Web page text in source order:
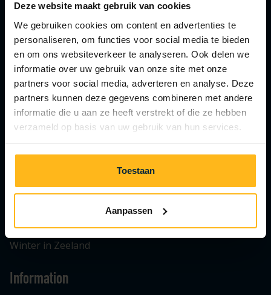
Deze website maakt gebruik van cookies
We gebruiken cookies om content en advertenties te
personaliseren, om functies voor social media te bieden
en om ons websiteverkeer te analyseren. Ook delen we
informatie over uw gebruik van onze site met onze
partners voor social media, adverteren en analyse. Deze
partners kunnen deze gegevens combineren met andere
informatie die u aan ze heeft verstrekt of die ze hebben
verzameld op basis van uw gebruik van hun services.
Toestaan
Aanpassen
Chalets
Lodges
Safari tents
Bungalow
Private rental
Camping
Camping pitches
Winter in Zeeland
Information